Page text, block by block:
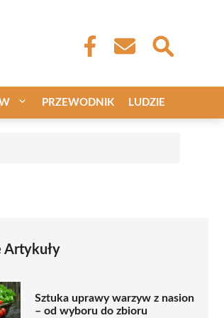
PRZEWODNIK LUDZIE
Artykuły
Sztuka uprawy warzyw z nasion
– od wyboru do zbioru